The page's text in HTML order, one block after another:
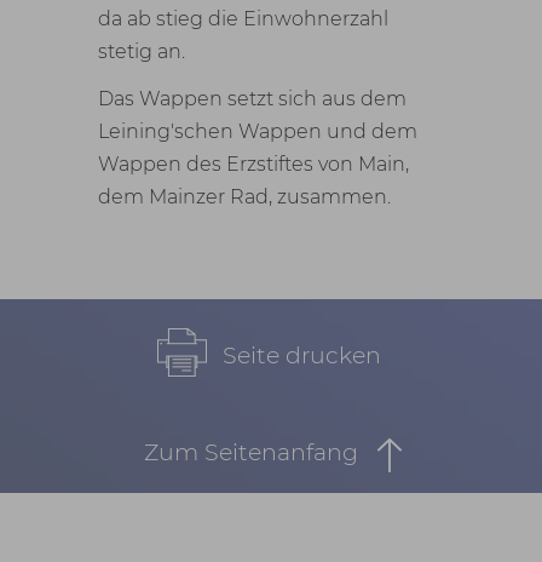
da ab stieg die Einwohnerzahl
stetig an.
Das Wappen setzt sich aus dem
Leining'schen Wappen und dem
Wappen des Erzstiftes von Main,
dem Mainzer Rad, zusammen.
Seite drucken
Zum Seitenanfang